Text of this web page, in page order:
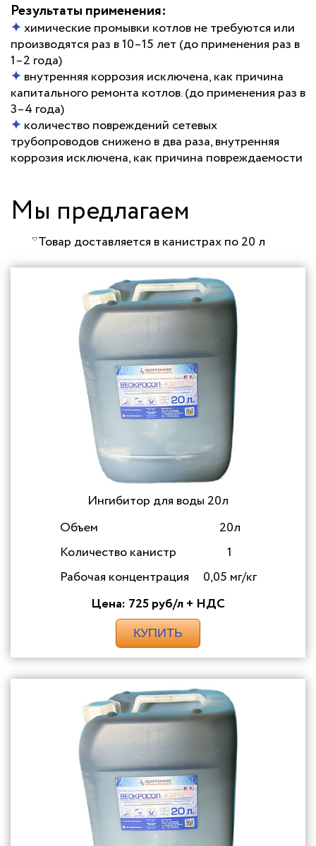
Результаты применения:
✦химические промывки котлов не требуются или
производятся раз в 10–15 лет (до применения раз в
1–2 года)
✦внутренняя коррозия исключена, как причина
капитального ремонта котлов. (до применения раз в
3–4 года)
✦количество повреждений сетевых
трубопроводов снижено в два раза, внутренняя
коррозия исключена, как причина повреждаемости
Мы предлагаем
*Товар доставляется в канистрах по 20 л
Ингибитор для воды 20л
Объем
20л
Количество канистр
1
Рабочая концентрация
0,05 мг/кг
Цена: 725 руб/л + НДС
КУПИТЬ